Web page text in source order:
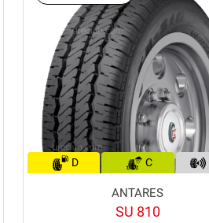
D C
ANTARES
SU 810